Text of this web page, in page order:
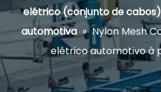
elétrico (conjunto de cabos)
automotiva » Nylon Mesh
elétrico automotivo à